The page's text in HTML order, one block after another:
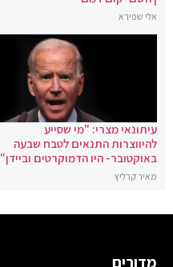
אלי שפירא
עיתונאי מצרי: "מי שסייע
להיווצרות התנאים לטבח שבעה
באוקטובר- היו הדמוקרטים וביידן"
מאיר קרליץ
מדורים